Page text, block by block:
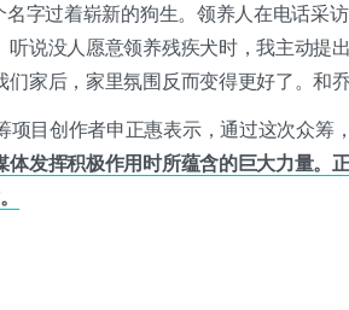
名字过着崭新的狗生。领养人在电话采
听说没人愿意领养残疾犬时，我主动提
们家后，家里氛围反而变得更好了。和
项目创作者申正惠表示，通过这次众筹
体发挥积极作用时所蕴含的巨大力量。